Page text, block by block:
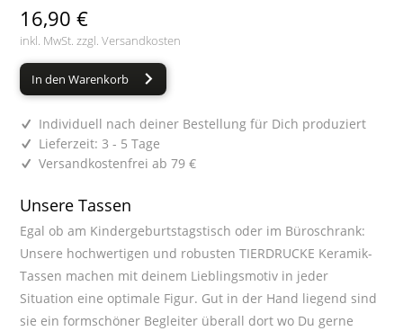
16,90 €
inkl. MwSt. zzgl.Versandkosten
In den Warenkorb
Individuell nach deiner Bestellung für Dich produziert
Lieferzeit: 3 - 5 Tage
Versandkostenfrei ab 79 €
Unsere Tassen
Egal ob am Kindergeburtstagstisch oder im Büroschrank:
Unsere hochwertigen und robusten TIERDRUCKE Keramik-
Tassen machen mit deinem Lieblingsmotiv in jeder
Situation eine optimale Figur. Gut in der Hand liegend sind
sie ein formschöner Begleiter überall dort wo Du gerne